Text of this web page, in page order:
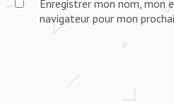
Enregistrer mon nom, mon
navigateur pour mon